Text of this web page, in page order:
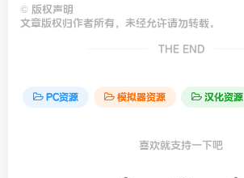
© 版权声明
文章版权归作者所有，未经允许请勿转载。
THE END
PC资源 模拟器资源 汉化资源
喜欢就支持一下吧